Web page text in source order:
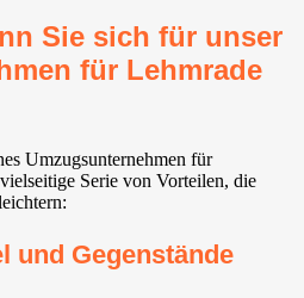
Sie sich für unser
für Lehmrade
Umzugsunternehmen für
Serie von Vorteilen, die
und Gegenstände